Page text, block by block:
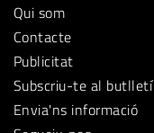
Qui som
Contacte
Publicitat
Subscriu-te al butlletí
Envia'ns informació